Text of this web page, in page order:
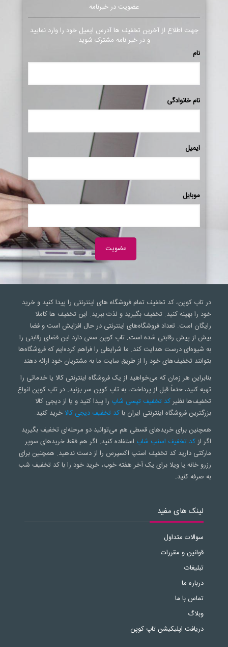
عضویت در خبرنامه
جهت اطلاع از آخرین تخفیف ها آدرس ایمیل خود را وارد نمایید
و در خبر نامه مشترک شوید
نام
نام خانوادگی
ایمیل
موبایل
در تاپ کوپن، کد تخفیف تمام فروشگاه های اینترنتی را پیدا کنید و خرید
خود را بهینه کنید. تخفیف بگیرید و لذت ببرید. این تخفیف ها کاملا
رایگان است. تعداد فروشگاه‌های اینترنتی در حال افزایش است و فضا
بیش از پیش رقابتی شده است. تاپ کوپن سعی‌ دارد این فضای رقابتی را
به شیوه‌ای درست هدایت کند. ما شرایطی را فراهم کرده‌ایم که فروشگاه‌ها
بتوانند تخفیف‌های خود را از طریق سایت ما به مشتریان خود ارائه دهند.
بنابراین هر زمان که می‌خواهید از یک فروشگاه اینترنتی کالا یا خدماتی را
تهیه کنید، حتماً قبل از پرداخت، به تاپ کوپن سر بزنید. در تاپ کوپن انواع
تخفیف‌ها نظیرکد تخفیف تپسی شاپ را پیدا کنید و یا از دیجی کالا
بزرگترین فروشگاه اینترنتی ایران باکد تخفیف دیجی کالا خرید کنید.
همچنین برای خریدهای قسطی هم می‌توانید دو مرحله‌ای تخفیف بگیرید
اگر ازکد تخفیف اسنپ شاپ استفاده کنید. اگر هم فقط خریدهای سوپر
مارکتی دارید کد تخفیف اسنپ اکسپرس را از دست ندهید. همچنین برای
رزرو خانه یا ویلا برای یک آخر هفته خوب، خرید خود را با کد تخفیف شب
به صرفه کنید.
لینک های مفید
سوالات متداول
قوانین و مقررات
تبلیغات
درباره ما
تماس با ما
وبلاگ
دریافت اپلیکیشن تاپ کوپن